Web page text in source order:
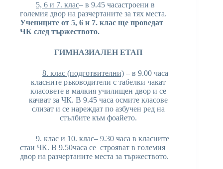
5, 6 и 7. клас– в 9.45 часастроени в
големия двор на разчертаните за тях места.
Учениците от 5, 6 и 7. клас ще проведат
ЧК след тържеството.
ГИМНАЗИАЛЕН ЕТАП
8. клас (подготвителни)– в 9.00 часа
класните ръководители с табелки чакат
класовете в малкия училищен двор и се
качват за ЧК. В 9.45 часа осмите класове
слизат и се нареждат по азбучен ред на
стълбите към фоайето.
9. клас и 10. клас– 9.30 часа в класните
стаи ЧК. В 9.50часа се строяват в големия
двор на разчертаните места за тържеството.